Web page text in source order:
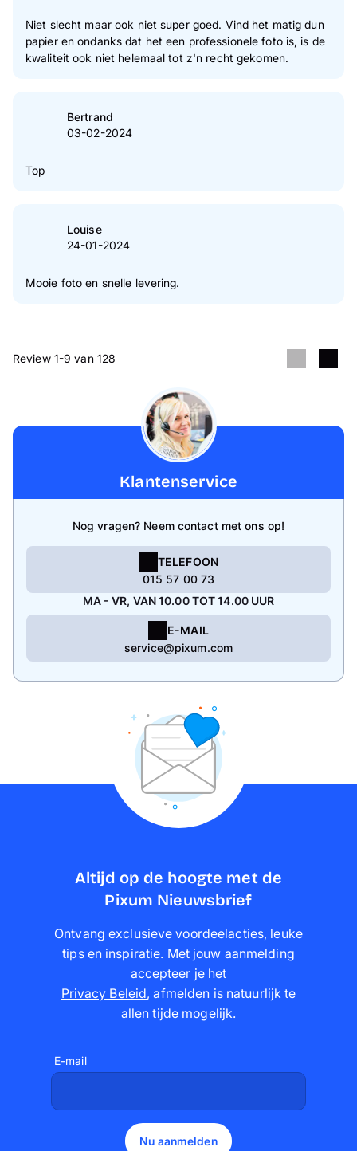
Niet slecht maar ook niet super goed. Vind het matig dun
papier en ondanks dat het een professionele foto is, is de
kwaliteit ook niet helemaal tot z'n recht gekomen.
Bertrand
03-02-2024
Top
Louise
24-01-2024
Mooie foto en snelle levering.
Review 1-9 van 128
Klantenservice
Nog vragen? Neem contact met ons op!
TELEFOON
015 57 00 73
MA - VR, VAN 10.00 TOT 14.00 UUR
E-MAIL
service@pixum.com
Altijd op de hoogte met de
Pixum Nieuwsbrief
Ontvang exclusieve voordeelacties, leuke
tips en inspiratie. Met jouw aanmelding
accepteer je het
Privacy Beleid,afmelden is natuurlijk te
allen tijde mogelijk.
E-mail
Nu aanmelden